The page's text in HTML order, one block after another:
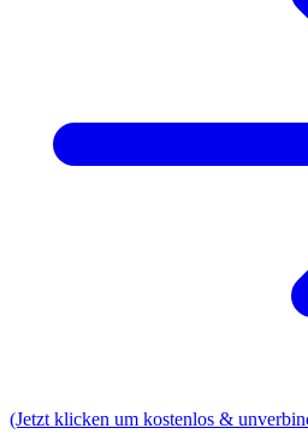
(Jetzt klicken um kostenlos &